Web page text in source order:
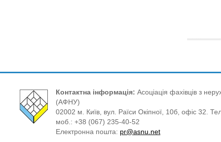
Контактна інформація: Асоціація фахівців з
(АФНУ)
02002 м. Київ, вул. Раїси Окіпної, 10б, офіс 32.
моб.: +38 (067) 235-40-52
Електронна пошта: pr@asnu.net